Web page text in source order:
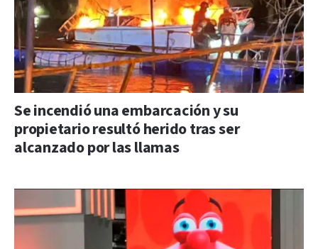
Se incendió una embarcación y su
propietario resultó herido tras ser
alcanzado por las llamas